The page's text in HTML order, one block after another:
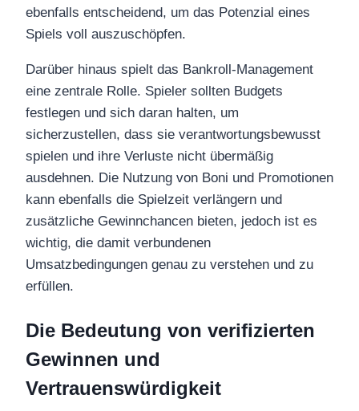
ebenfalls entscheidend, um das Potenzial eines
Spiels voll auszuschöpfen.
Darüber hinaus spielt das Bankroll-Management
eine zentrale Rolle. Spieler sollten Budgets
festlegen und sich daran halten, um
sicherzustellen, dass sie verantwortungsbewusst
spielen und ihre Verluste nicht übermäßig
ausdehnen. Die Nutzung von Boni und Promotionen
kann ebenfalls die Spielzeit verlängern und
zusätzliche Gewinnchancen bieten, jedoch ist es
wichtig, die damit verbundenen
Umsatzbedingungen genau zu verstehen und zu
erfüllen.
Die Bedeutung von verifizierten
Gewinnen und
Vertrauenswürdigkeit